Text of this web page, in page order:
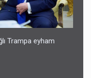
Trampa eyham